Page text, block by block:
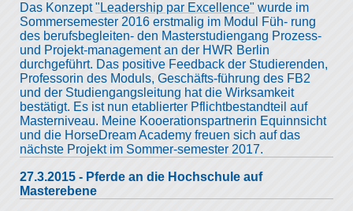
Das Konzept "Leadership par Excellence" wurde im
Sommersemester 2016 erstmalig im Modul Füh- rung
des berufsbegleiten- den Masterstudiengang Prozess-
und Projekt-management an der HWR Berlin
durchgeführt. Das positive Feedback der Studierenden,
Professorin des Moduls, Geschäfts-führung des FB2
und der Studiengangsleitung hat die Wirksamkeit
bestätigt. Es ist nun etablierter Pflichtbestandteil auf
Masterniveau. Meine Kooerationspartnerin Equinnsicht
und die HorseDream Academy freuen sich auf das
nächste Projekt im Sommer-semester 2017.
27.3.2015 - Pferde an die Hochschule auf
Masterebene